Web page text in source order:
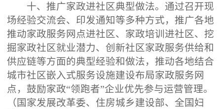
十、推广家政进社区典型做法。通过召开现
场经验交流会、印发通知等多种方式，推广各地
推动家政服务网点进社区、家政培训进社区、挖
掘家政社区就业潜力、创新社区家政服务供给和
供应链等方面的典型经验和做法，推动各地结合
城市社区嵌入式服务设施建设布局家政服务网
点，鼓励家政“领跑者”企业优先参与运营管理。
（国家发展改革委、住房城乡建设部、全国妇